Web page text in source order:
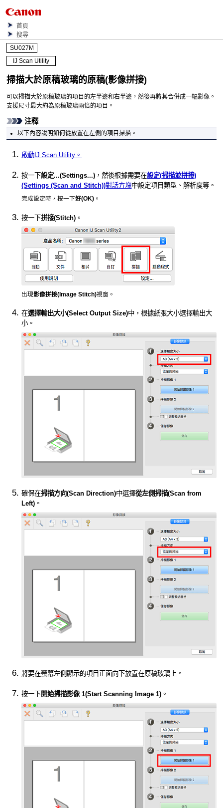
首頁
搜尋
SU027M
IJ Scan Utility
掃描大於原稿玻璃的原稿(影像拼接)
可以掃描大於原稿玻璃的項目的左半邊和右半邊，然後再將其合併成一幅影像。
支援尺寸最大約為原稿玻璃兩倍的項目。
注釋
以下內容說明如何從放置在左側的項目掃描。
啟動 IJ Scan Utility 。
按一下設定...(Settings...) ，然後根據需要在設定(掃描並拼接)
(Settings (Scan and Stitch))對話方塊中設定項目類型、解析度等。
完成設定時，按一下好(OK) 。
按一下拼接(Stitch) 。
出現影像拼接(Image Stitch)視窗。
在選擇輸出大小(Select Output Size)中，根據紙張大小選擇輸出大
小。
確保在掃描方向(Scan Direction)中選擇從左側掃描(Scan from
Left) 。
將要在螢幕左側顯示的項目正面向下放置在原稿玻璃上。
按一下 開始掃描影像 1(Start Scanning Image 1) 。